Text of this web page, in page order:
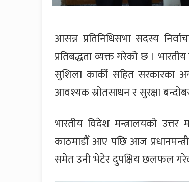
आसन्न प्रतिनिधिसभा सदस्य
प्रतिबद्धता व्यक्त गरेको छ ।
सुशिला कार्की सहित सरकारका
आवश्यक स्रोतसाधन र सुरक्षा
भारतीय विदेश मन्त्रालयको
काठमाडौँ आए पछि आज
समेत उनी भेटेर दुपक्षिय छलफल